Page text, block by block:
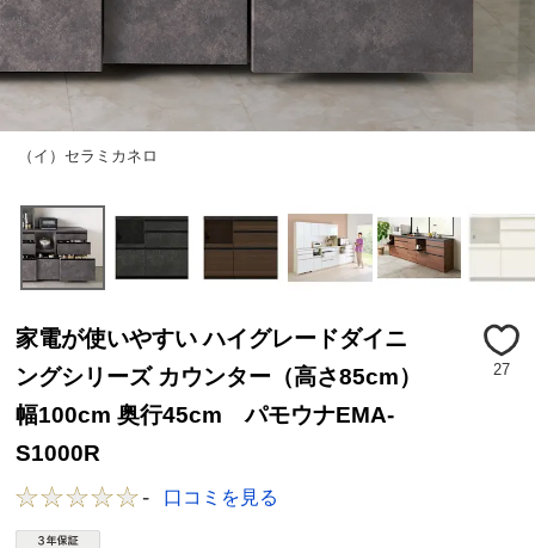
（イ）セラミカネロ
家電が使いやすい ハイグレードダイニ
ングシリーズ カウンター（高さ85cm）
幅100cm 奥行45cm パモウナEMA-
S1000R
27
- 口コミを見る